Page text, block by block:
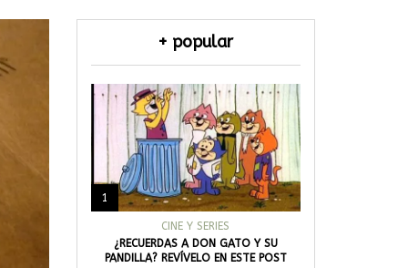
+ popular
1
CINE Y SERIES
¿RECUERDAS A DON GATO Y SU
PANDILLA? REVÍVELO EN ESTE POST